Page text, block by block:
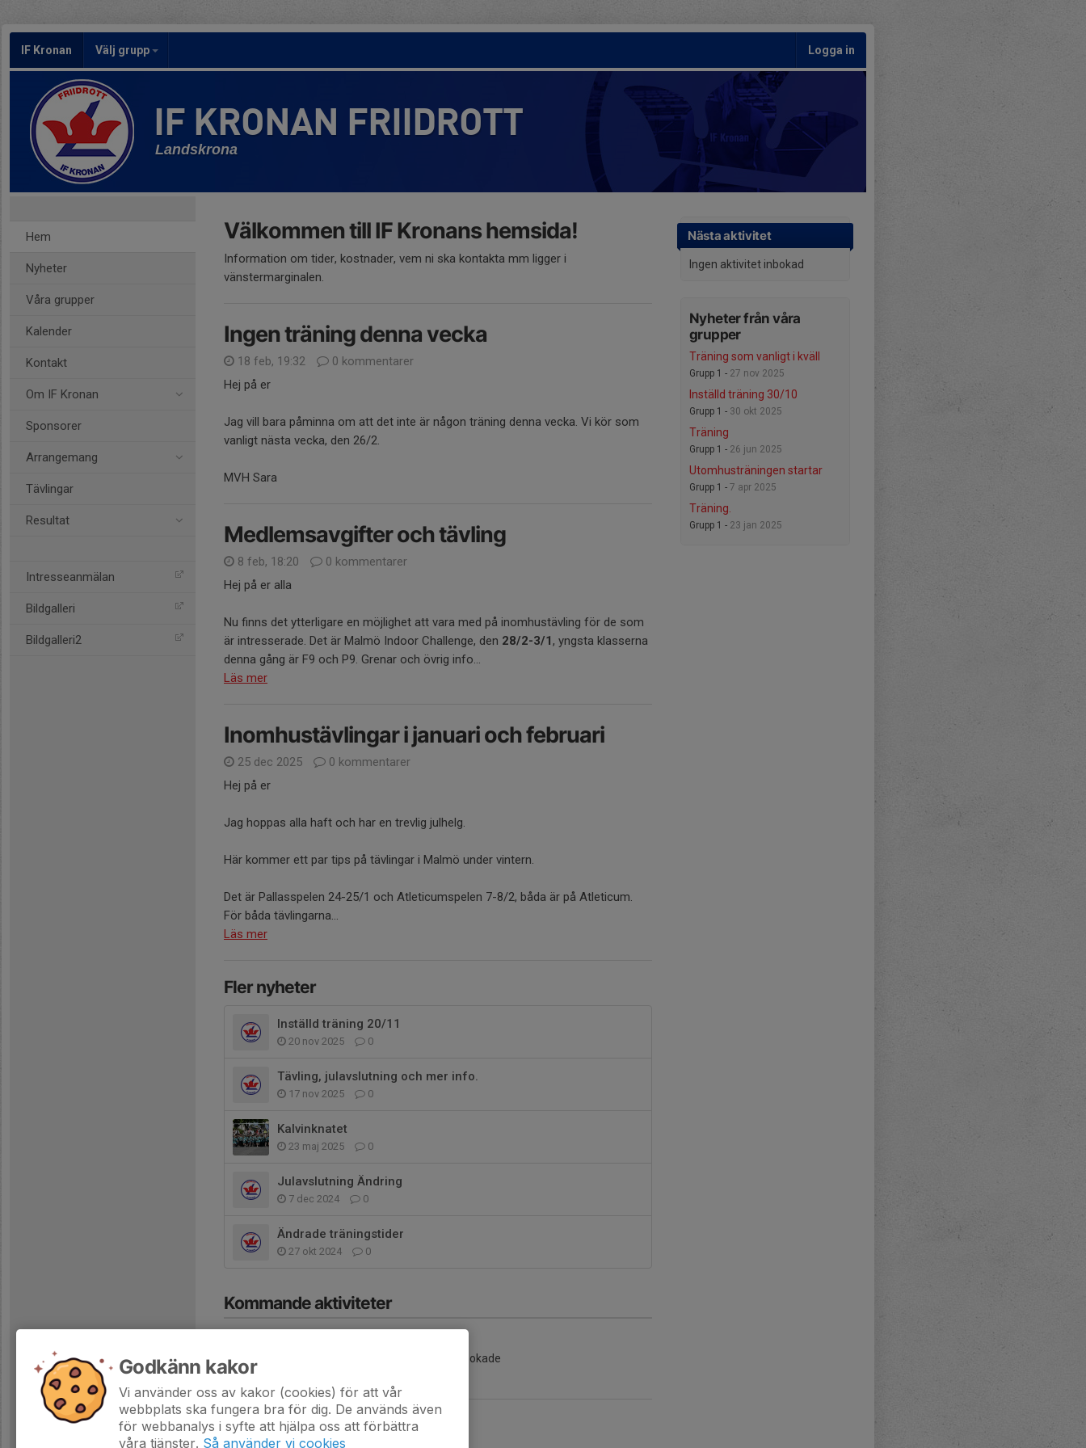
IF Kronan Välj grupp Logga in
IF KRONAN FRIIDROTT
Landskrona
Hem
Nyheter
Våra grupper
Kalender
Kontakt
Om IF Kronan
Sponsorer
Arrangemang
Tävlingar
Resultat
Intresseanmälan
Bildgalleri
Bildgalleri2
Nästa aktivitet
Ingen aktivitet inbokad
Nyheter från våra
grupper
Träning som vanligt i kväll
Grupp 1 - 27 nov 2025
Inställd träning 30/10
Grupp 1 - 30 okt 2025
Träning
Grupp 1 - 26 jun 2025
Utomhusträningen startar
Grupp 1 - 7 apr 2025
Träning.
Grupp 1 - 23 jan 2025
Välkommen till IF Kronans hemsida!
Information om tider, kostnader, vem ni ska kontakta mm ligger i
vänstermarginalen.
Ingen träning denna vecka
18 feb, 19:32
0 kommentarer
Hej på er
Jag vill bara påminna om att det inte är någon träning denna vecka. Vi kör som
vanligt nästa vecka, den 26/2.
MVH Sara
Medlemsavgifter och tävling
8 feb, 18:20
0 kommentarer
Hej på er alla
Nu finns det ytterligare en möjlighet att vara med på inomhustävling för de som
är intresserade. Det är Malmö Indoor Challenge, den 28/2-3/1, yngsta klasserna
denna gång är F9 och P9. Grenar och övrig info...
Läs mer
Inomhustävlingar i januari och februari
25 dec 2025
0 kommentarer
Hej på er
Jag hoppas alla haft och har en trevlig julhelg.
Här kommer ett par tips på tävlingar i Malmö under vintern.
Det är Pallasspelen 24-25/1 och Atleticumspelen 7-8/2, båda är på Atleticum.
För båda tävlingarna...
Läs mer
Fler nyheter
Inställd träning 20/11
20 nov 2025 0
Tävling, julavslutning och mer info.
17 nov 2025 0
Kalvinknatet
23 maj 2025 0
Julavslutning Ändring
7 dec 2024 0
Ändrade träningstider
27 okt 2024 0
Kommande aktiviteter
Inga aktiviteter inbokade
Hela kalendern
Godkänn kakor
Vi använder oss av kakor (cookies) för att vår
webbplats ska fungera bra för dig. De används även
för webbanalys i syfte att hjälpa oss att förbättra
våra tjänster. Så använder vi cookies